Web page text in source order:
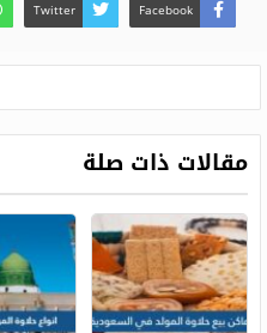
Facebook
Twitter
مقالات ذات صلة